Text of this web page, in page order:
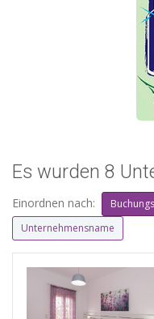
Es wurden 8
Einordnen nach:
Unternehmensname